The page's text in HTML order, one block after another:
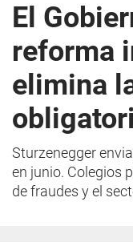
El
reforma
elimina
Sturzenegger
en junio. Colegios
de fraudes y el